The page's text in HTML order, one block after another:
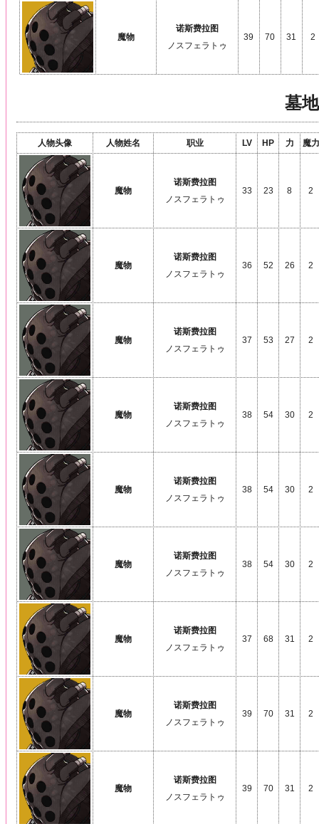
魔物
诺斯费拉图
ノスフェラトゥ
39 70 31 2
墓
人物头像 人物姓名 职业 LV HP 力 魔力
魔物
诺斯费拉图
ノスフェラトゥ
33 23 8 2
魔物
诺斯费拉图
ノスフェラトゥ
36 52 26 2
魔物
诺斯费拉图
ノスフェラトゥ
37 53 27 2
魔物
诺斯费拉图
ノスフェラトゥ
38 54 30 2
魔物
诺斯费拉图
ノスフェラトゥ
38 54 30 2
魔物
诺斯费拉图
ノスフェラトゥ
38 54 30 2
魔物
诺斯费拉图
ノスフェラトゥ
37 68 31 2
魔物
诺斯费拉图
ノスフェラトゥ
39 70 31 2
魔物
诺斯费拉图
ノスフェラトゥ
39 70 31 2